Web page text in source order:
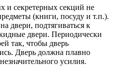
и секретерных секций не
(книги, посуду и т.п.).
двери, подтягиваться к
двери. Периодически
так, чтобы дверь
Дверь должна плавно
усилия.